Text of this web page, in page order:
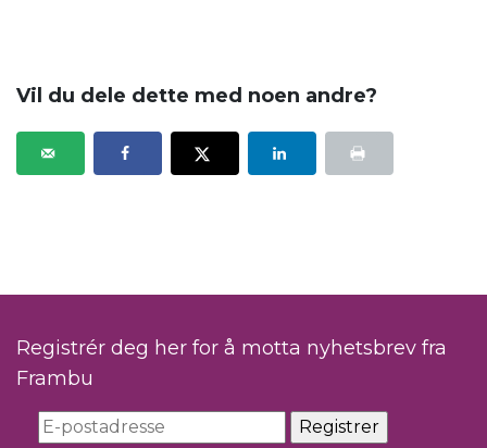
Vil du dele dette med noen andre?
Registrér deg her for å motta nyhetsbrev fra
Frambu